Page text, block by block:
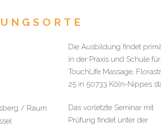
Die Ausbildung findet
in der Praxis und Schule für
TouchLife Massage,
25 in 50733 Köln-Nippes
Das vorletzte Seminar mit
Prüfung findet unter der